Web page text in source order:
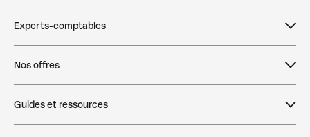
Experts-comptables
Dougs
Nos offres
Guides et ressources